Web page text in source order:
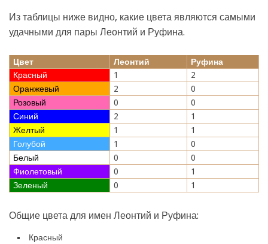
Из таблицы ниже видно, какие цвета являются самыми
удачными для пары Леонтий и Руфина.
Цвет Леонтий
Руфина
Красный
1
2
Оранжевый
2
0
Розовый
0
0
Синий
2
1
Желтый
1
1
Голубой
1
0
Белый
0
0
Фиолетовый
0
1
Зеленый
0 1
Общие цвета для имен Леонтий и Руфина:
Красный